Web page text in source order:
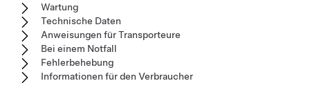
Wartung
Technische Daten
Anweisungen für Transporteure
Bei einem Notfall
Fehlerbehebung
Informationen für den Verbraucher